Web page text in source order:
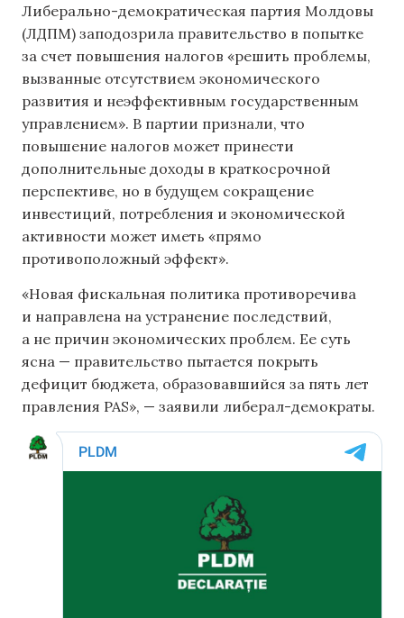
Либерально-демократическая партия Молдовы
(ЛДПМ) заподозрила правительство в попытке
за счет повышения налогов «решить проблемы,
вызванные отсутствием экономического
развития и неэффективным государственным
управлением». В партии признали, что
повышение налогов может принести
дополнительные доходы в краткосрочной
перспективе, но в будущем сокращение
инвестиций, потребления и экономической
активности может иметь «прямо
противоположный эффект».
«Новая фискальная политика противоречива
и направлена ​​на устранение последствий,
а не причин экономических проблем. Ее суть
ясна — правительство пытается покрыть
дефицит бюджета, образовавшийся за пять лет
правления PAS», — заявили либерал-демократы.